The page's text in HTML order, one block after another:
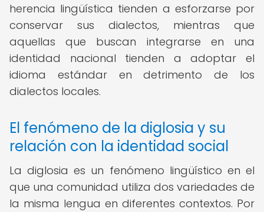
herencia lingüística tienden a esforzarse por
conservar sus dialectos, mientras que
aquellas que buscan integrarse en una
identidad nacional tienden a adoptar el
idioma estándar en detrimento de los
dialectos locales.
El fenómeno de la diglosia y su
relación con la identidad social
La diglosia es un fenómeno lingüístico en el
que una comunidad utiliza dos variedades de
la misma lengua en diferentes contextos. Por